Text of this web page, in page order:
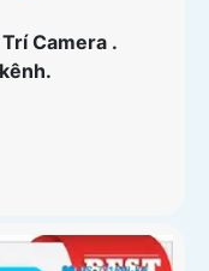
Camera .